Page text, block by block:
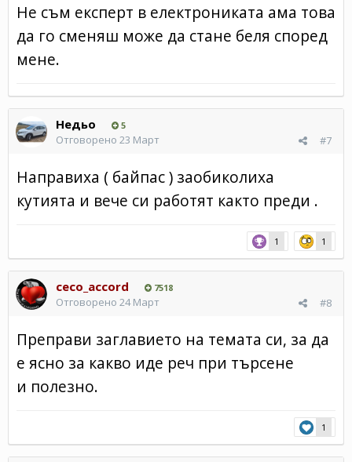
Не съм експерт в електрониката ама това
да го сменяш може да стане беля според
мене.
Недьо 5
#7
Отговорено 23 Март
Направиха ( байпас ) заобиколиха
кутията и вече си работят както преди .
1 1
ceco_accord 7518
#8
Отговорено 24 Март
Преправи заглавието на темата си, за да
е ясно за какво иде реч при търсене
и полезно.
1